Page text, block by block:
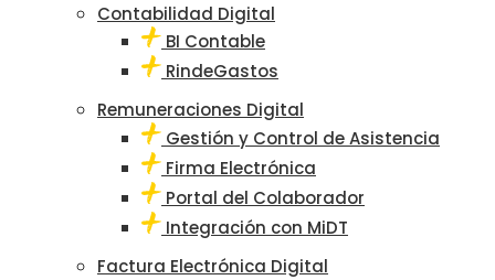
Contabilidad Digital
BI Contable
RindeGastos
Remuneraciones Digital
Gestión y Control de Asistencia
Firma Electrónica
Portal del Colaborador
Integración con MiDT
Factura Electrónica Digital